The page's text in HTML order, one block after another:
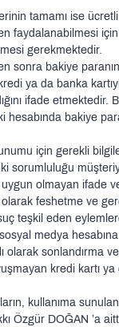
tamamı ise
faydalanabilmesi için
gerekmektedir.
bakiye
ya da banka
ifade
hesabında bakiye
için gerekli
sorumluluğu
olmayan
feshetme ve
teşkil eden
medya
olarak
kredi kartı
kullanıma
Özgür DOĞAN